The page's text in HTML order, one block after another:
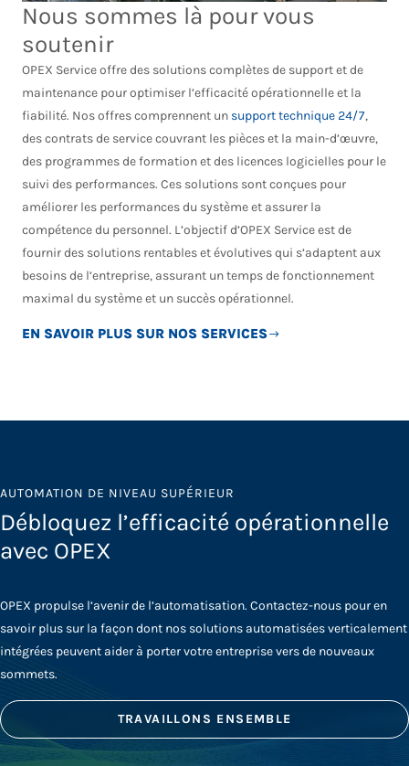
Nous sommes là pour vous
soutenir
OPEX Service offre des solutions complètes de support et de
maintenance pour optimiser l’efficacité opérationnelle et la
fiabilité. Nos offres comprennent un support technique 24/7,
des contrats de service couvrant les pièces et la main-d’œuvre,
des programmes de formation et des licences logicielles pour le
suivi des performances. Ces solutions sont conçues pour
améliorer les performances du système et assurer la
compétence du personnel. L’objectif d’OPEX Service est de
fournir des solutions rentables et évolutives qui s’adaptent aux
besoins de l’entreprise, assurant un temps de fonctionnement
maximal du système et un succès opérationnel.
EN SAVOIR PLUS SUR NOS SERVICES
AUTOMATION DE NIVEAU SUPÉRIEUR
Débloquez l’efficacité opérationnelle
avec OPEX
OPEX propulse l’avenir de l’automatisation. Contactez-nous pour en
savoir plus sur la façon dont nos solutions automatisées verticalement
intégrées peuvent aider à porter votre entreprise vers de nouveaux
sommets.
TRAVAILLONS ENSEMBLE